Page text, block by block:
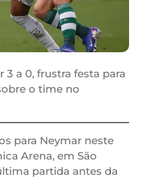
a 0, frustra festa para
o time no
para Neymar neste
Arena, em São
partida antes da